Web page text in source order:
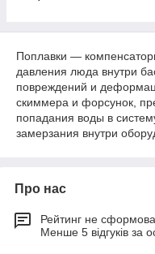
Поплавки ―
давления люда внутри
повреждений и
скиммера и форсунок,
попадания воды в
замерзания внутри
Про нас
Рейтинг не
Менше 5 відгуків за